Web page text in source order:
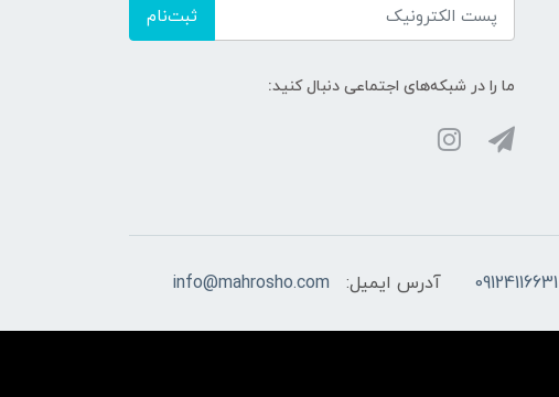
ثبت‌نام
ما را در شبکه‌های اجتماعی دنبال کنید:
09124116631 آدرس ایمیل: info@mahrosho.com